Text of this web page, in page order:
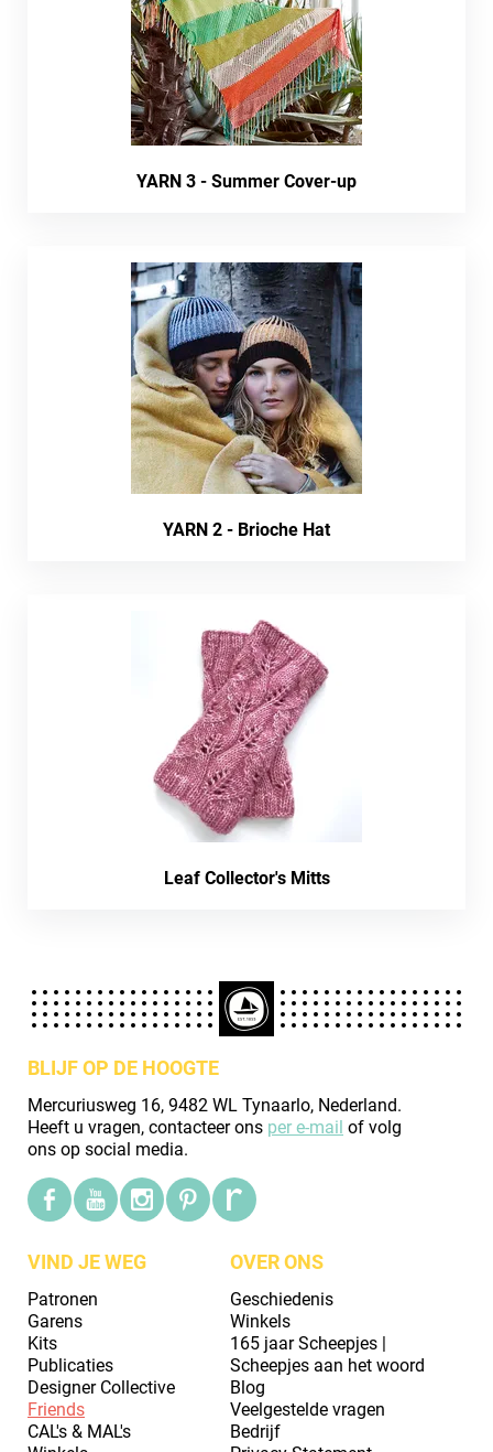
YARN 3 - Summer Cover-up
YARN 2 - Brioche Hat
Leaf Collector's Mitts
BLIJF OP DE HOOGTE
Mercuriusweg 16, 9482 WL Tynaarlo, Nederland.
Heeft u vragen, contacteer ons per e-mail of volg
ons op social media.
VIND JE WEG
Patronen
Garens
Kits
Publicaties
Designer Collective
Friends
CAL's & MAL's
OVER ONS
Geschiedenis
Winkels
165 jaar Scheepjes |
Scheepjes aan het woord
Blog
Veelgestelde vragen
Bedrijf